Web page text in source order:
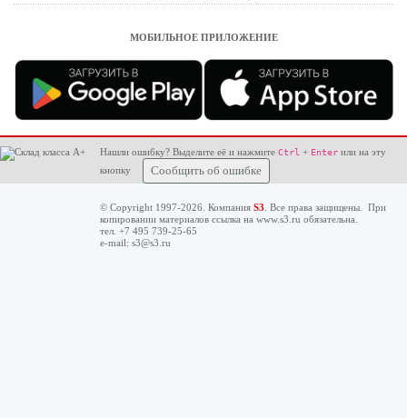
МОБИЛЬНОЕ ПРИЛОЖЕНИЕ
Нашли ошибку? Выделите её и нажмите Ctrl + Enter или на эту
кнопку
Сообщить об ошибке
© Copyright 1997-2026. Компания S3 . Все права защищены. При
копировании материалов ссылка на www.s3.ru обязательна.
тел. +7 495 739-25-65
e-mail: s3@s3.ru